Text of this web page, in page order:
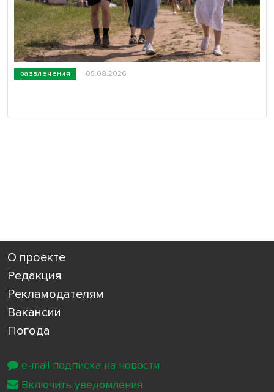
развлечения 05.08.2026
О проекте
Редакция
Рекламодателям
Вакансии
Погода
e-mail подписка на новости
Включить уведомления